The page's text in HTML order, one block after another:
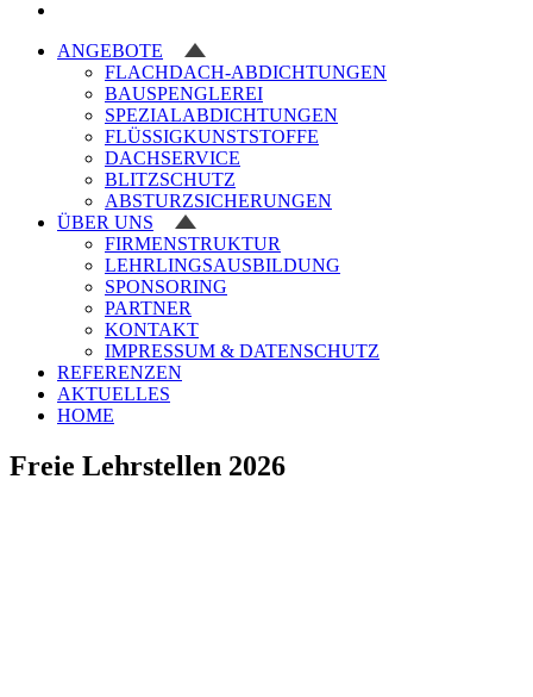
ANGEBOTE
FLACHDACH-ABDICHTUNGEN
BAUSPENGLEREI
SPEZIALABDICHTUNGEN
FLÜSSIGKUNSTSTOFFE
DACHSERVICE
BLITZSCHUTZ
ABSTURZSICHERUNGEN
ÜBER UNS
FIRMENSTRUKTUR
LEHRLINGSAUSBILDUNG
SPONSORING
PARTNER
KONTAKT
IMPRESSUM & DATENSCHUTZ
REFERENZEN
AKTUELLES
HOME
Freie Lehrstellen 2026